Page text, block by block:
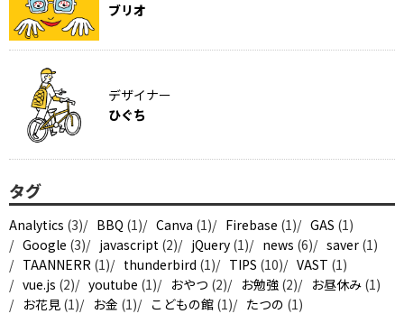
ブリオ
デザイナー
ひぐち
タグ
Analytics (3) BBQ (1) Canva (1) Firebase (1) GAS (1)
Google (3) javascript (2) jQuery (1) news (6) saver (1)
TAANNERR (1) thunderbird (1) TIPS (10) VAST (1)
vue.js (2) youtube (1) おやつ (2) お勉強 (2) お昼休み (1)
お花見 (1) お金 (1) こどもの館 (1) たつの (1)